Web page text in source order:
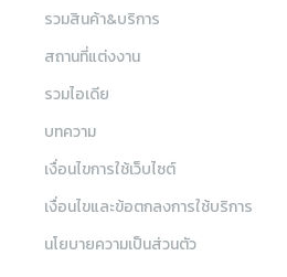
รวมสินค้า&บริการ
สถานที่แต่งงาน
รวมไอเดีย
บทความ
เงื่อนไขการใช้เว็บไซต์
เงื่อนไขและข้อตกลงการใช้บริการ
นโยบายความเป็นส่วนตัว